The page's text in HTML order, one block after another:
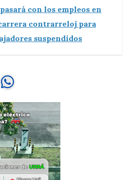
pasará con los empleos en
contrarreloj para
suspendidos